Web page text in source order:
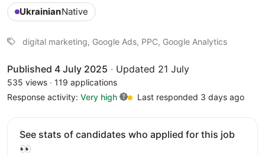
UkrainianNative
digital marketing, Google Ads, PPC, Google Analytics
Published 4 July 2025 · Updated 21 July
535 views · 119 applications
Response activity: Very high Last responded 3 days ago
See stats of candidates who applied for this job
👀